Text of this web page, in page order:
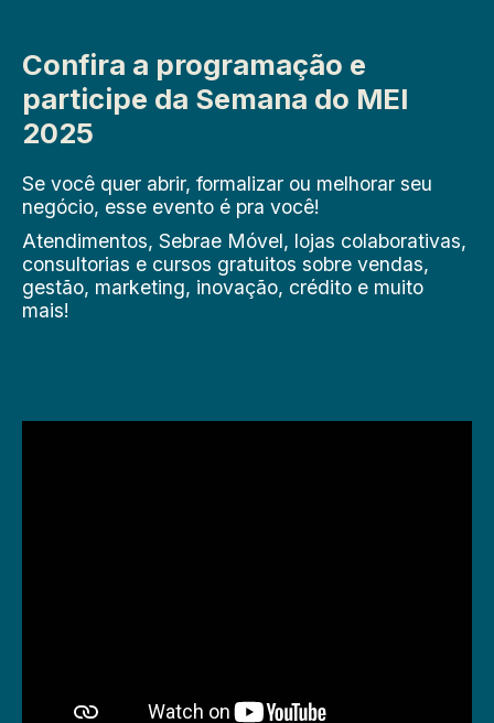
Confira a programação e
participe da Semana do MEI
2025
Se você quer abrir, formalizar ou melhorar seu
negócio, esse evento é pra você!
Atendimentos, Sebrae Móvel, lojas colaborativas,
consultorias e cursos gratuitos sobre vendas,
gestão, marketing, inovação, crédito e muito
mais!